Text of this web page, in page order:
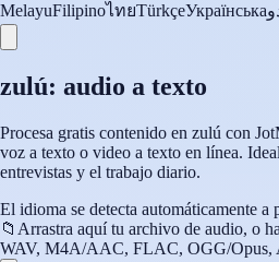
MelayuFilipinoไทยTürkçeУкраїнська
zulú: audio a texto
Procesa gratis contenido en zulú con
voz a texto o video a texto en línea.
entrevistas y el trabajo diario.
El idioma se detecta automáticamente a
📁 Arrastra aquí tu archivo de audio, o
WAV, M4A/AAC, FLAC, OGG/Opus,